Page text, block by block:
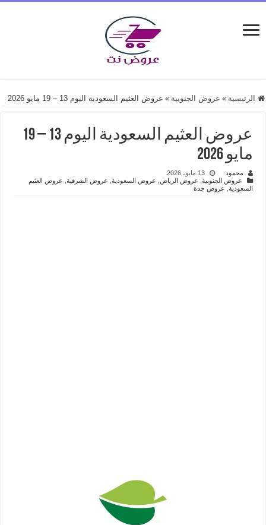
الرئيسية » عروض الجنوبية » عروض العثيم السعودية اليوم 13 – 19 مايو 2026
عروض العثيم السعودية اليوم 13 – 19
مايو 2026
محمود
13 مايو، 2026
عروض الجنوبية, عروض الرياض, عروض السعودية, عروض الشرقية, عروض العثيم
السعودية, عروض جدة